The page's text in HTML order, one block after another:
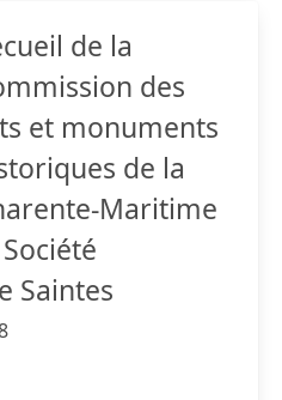
de la
des
et monuments
de la
Maritime
Saintes